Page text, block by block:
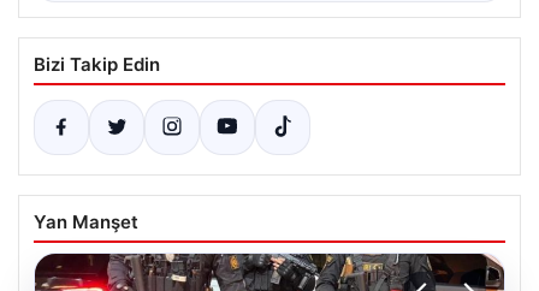
Bizi Takip Edin
Yan Manşet